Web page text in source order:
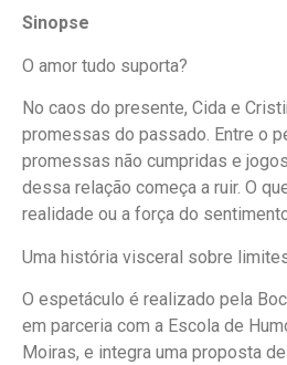
Sinopse
O amor tudo suporta?
No caos do presente, Cida e
promessas do passado. Entre o
promessas não cumpridas e
dessa relação começa a ruir. O
realidade ou a força do
Uma história visceral sobre
O espetáculo é realizado pela
em parceria com a Escola de
Moiras, e integra uma proposta